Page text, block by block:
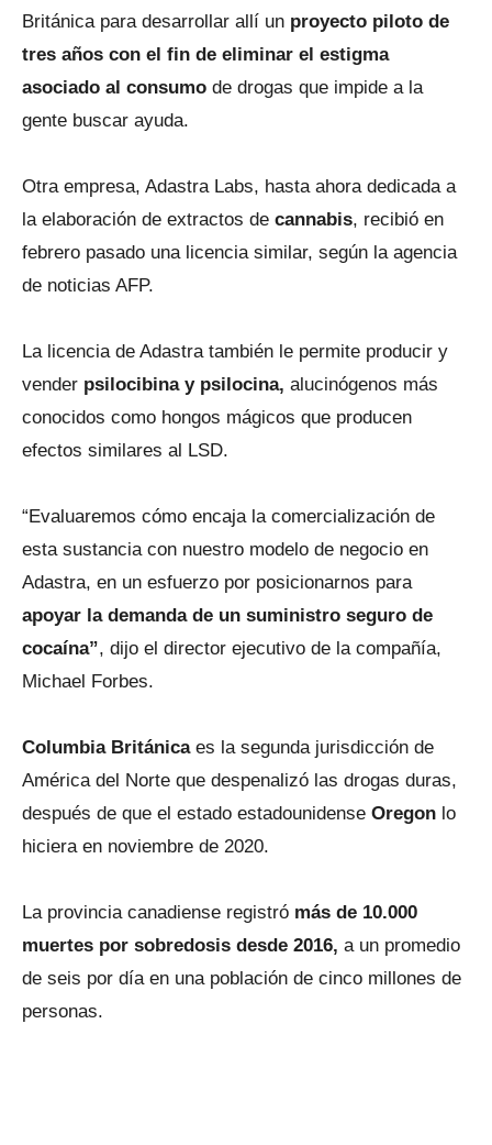
Británica para desarrollar allí un proyecto piloto de
tres años con el fin de eliminar el estigma
asociado al consumo de drogas que impide a la
gente buscar ayuda.
Otra empresa, Adastra Labs, hasta ahora dedicada a
la elaboración de extractos de cannabis, recibió en
febrero pasado una licencia similar, según la agencia
de noticias AFP.
La licencia de Adastra también le permite producir y
vender psilocibina y psilocina, alucinógenos más
conocidos como hongos mágicos que producen
efectos similares al LSD.
“Evaluaremos cómo encaja la comercialización de
esta sustancia con nuestro modelo de negocio en
Adastra, en un esfuerzo por posicionarnos para
apoyar la demanda de un suministro seguro de
cocaína”, dijo el director ejecutivo de la compañía,
Michael Forbes.
Columbia Británicaes la segunda jurisdicción de
América del Norte que despenalizó las drogas duras,
después de que el estado estadounidense Oregon lo
hiciera en noviembre de 2020.
La provincia canadiense registró más de 10.000
muertes por sobredosis desde 2016, a un promedio
de seis por día en una población de cinco millones de
personas.